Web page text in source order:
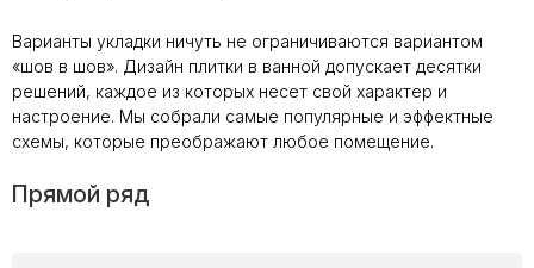
Варианты укладки ничуть не ограничиваются вариантом
«шов в шов». Дизайн плитки в ванной допускает десятки
решений, каждое из которых несет свой характер и
настроение. Мы собрали самые популярные и эффектные
схемы, которые преображают любое помещение.
Прямой ряд